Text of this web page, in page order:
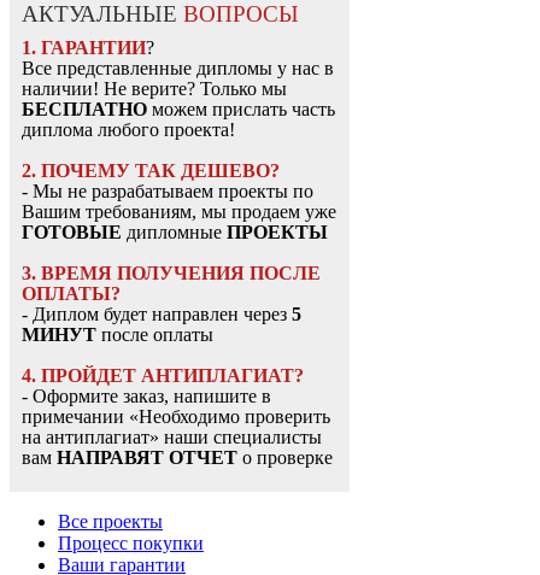
АКТУАЛЬНЫЕ ВОПРОСЫ
1. ГАРАНТИИ?
Все представленные дипломы у нас в
наличии! Не верите? Только мы
БЕСПЛАТНО можем прислать часть
диплома любого проекта!
2. ПОЧЕМУ ТАК ДЕШЕВО?
- Мы не разрабатываем проекты по
Вашим требованиям, мы продаем уже
ГОТОВЫЕ дипломные ПРОЕКТЫ
3. ВРЕМЯ ПОЛУЧЕНИЯ ПОСЛЕ
ОПЛАТЫ?
- Диплом будет направлен через 5
МИНУТ после оплаты
4. ПРОЙДЕТ АНТИПЛАГИАТ?
- Оформите заказ, напишите в
примечании «Необходимо проверить
на антиплагиат» наши специалисты
вам НАПРАВЯТ ОТЧЕТ о проверке
Все проекты
Процесс покупки
Ваши гарантии